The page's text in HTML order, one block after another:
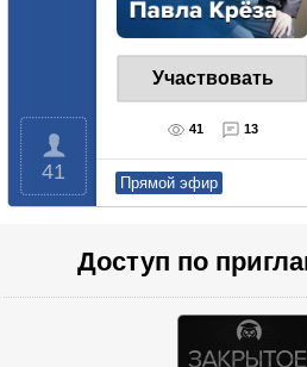
41
Участвовать
41 13
Прямой эфир
Доступ по